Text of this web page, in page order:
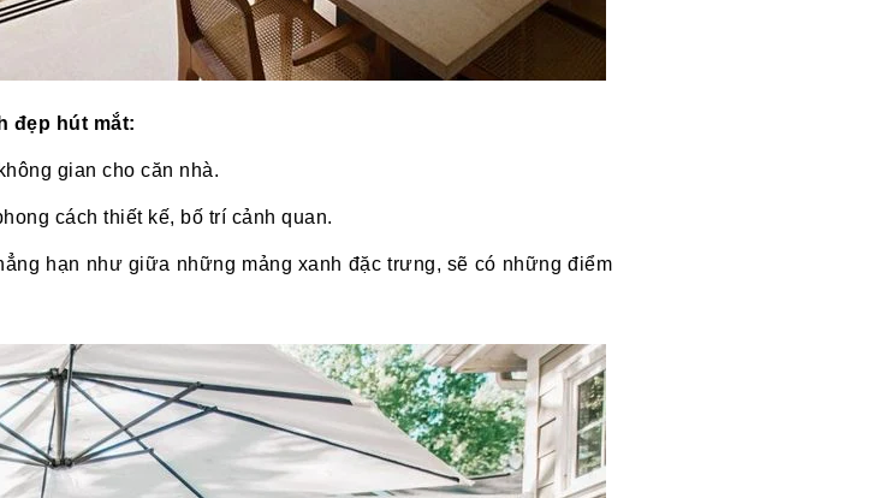
đẹp hút mắt:
gian cho căn nhà.
cách thiết kế, bố trí cảnh quan.
hạn như giữa những mảng xanh đặc trưng, sẽ có những điểm